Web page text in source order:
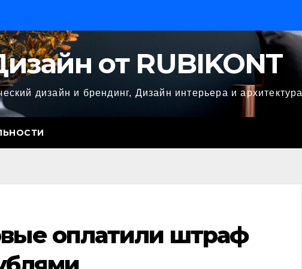
от RUBIKONT
дизайн и брендинг, Дизайн интерьера и архитектура
оплатили штраф